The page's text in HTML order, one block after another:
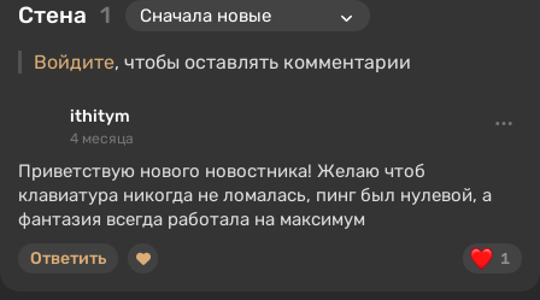
Стена 1
Войдите, чтобы оставлять комментарии
ithitym
4 месяца
Приветствую нового новостника! Желаю чтоб
клавиатура никогда не ломалась, пинг был нулевой, а
фантазия всегда работала на максимум
1
Ответить